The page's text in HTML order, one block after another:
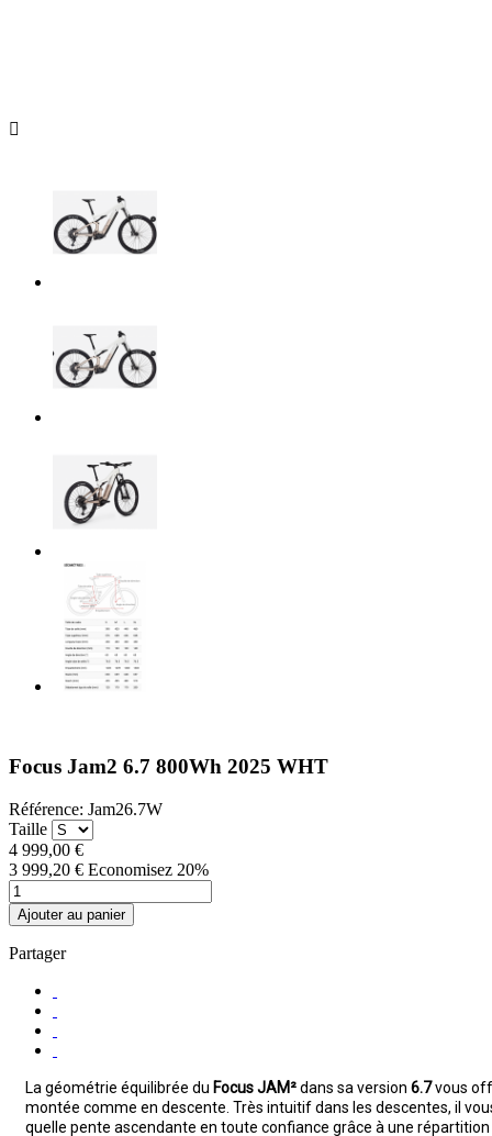
Focus Jam2 6.7 800Wh 2025 WHT
Référence: Jam26.7W
Taille
4 999,00 €
3 999,20 € Economisez 20%
Ajouter au panier
Partager
La géométrie équilibrée du Focus JAM²dans sa version 6.7vous
montée comme en descente. Très intuitif dans les descentes, il
quelle pente ascendante en toute confiance grâce à une